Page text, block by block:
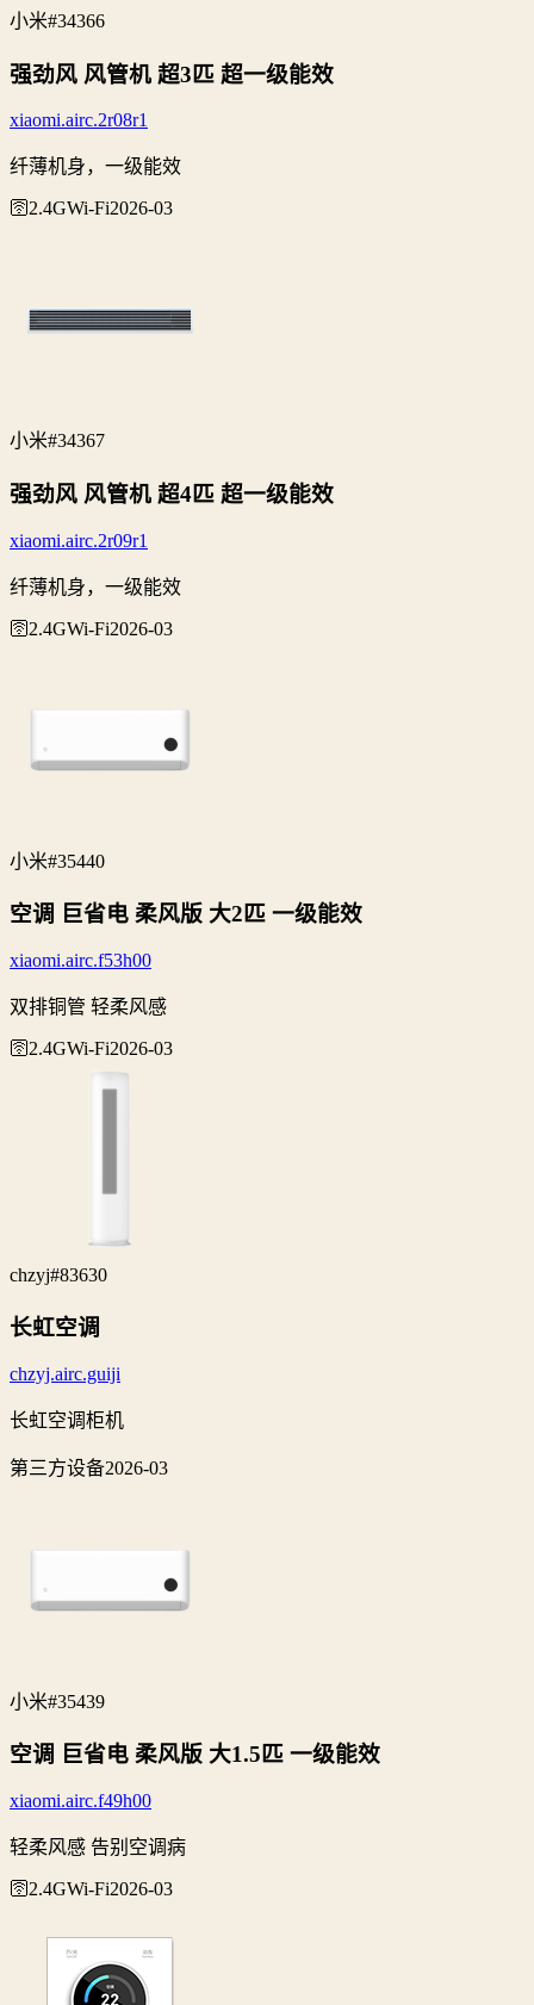
小米#34366
强劲风 风管机 超3匹 超一级能效
xiaomi.airc.2r08r1
纤薄机身，一级能效
🛜2.4GWi‑Fi2026-03
小米#34367
强劲风 风管机 超4匹 超一级能效
xiaomi.airc.2r09r1
纤薄机身，一级能效
🛜2.4GWi‑Fi2026-03
小米#35440
空调 巨省电 柔风版 大2匹 一级能效
xiaomi.airc.f53h00
双排铜管 轻柔风感
🛜2.4GWi‑Fi2026-03
chzyj#83630
长虹空调
chzyj.airc.guiji
长虹空调柜机
第三方设备2026-03
小米#35439
空调 巨省电 柔风版 大1.5匹 一级能效
xiaomi.airc.f49h00
轻柔风感 告别空调病
🛜2.4GWi‑Fi2026-03